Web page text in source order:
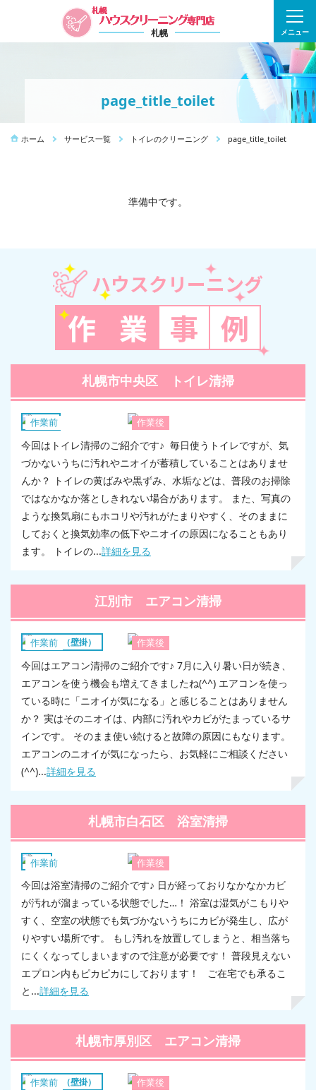
札幌 メニュー
page_title_toilet
ホーム サービス一覧 トイレのクリーニング page_title_toilet
準備中です。
ハウスクリーニング
作 業 事 例
札幌市中央区 トイレ清掃
作業前 作業後
換気扇
今回はトイレ清掃のご紹介です♪ 毎日使うトイレですが、気
づかないうちに汚れやニオイが蓄積していることはありませ
んか？ トイレの黄ばみや黒ずみ、水垢などは、普段のお掃除
ではなかなか落としきれない場合があります。 また、写真の
ような換気扇にもホコリや汚れがたまりやすく、そのままに
しておくと換気効率の低下やニオイの原因になることもあり
ます。 トイレの...詳細を見る
江別市 エアコン清掃
作業前 作業後
エアコン（壁掛）
今回はエアコン清掃のご紹介です♪ 7月に入り暑い日が続き、
エアコンを使う機会も増えてきましたね(^^) エアコンを使っ
ている時に「ニオイが気になる」と感じることはありません
か？ 実はそのニオイは、内部に汚れやカビがたまっているサ
インです。 そのまま使い続けると故障の原因にもなります。
エアコンのニオイが気になったら、お気軽にご相談ください
(^^)...詳細を見る
札幌市白石区 浴室清掃
作業前 作業後
浴室
今回は浴室清掃のご紹介です♪ 日が経っておりなかなかカビ
が汚れが溜まっている状態でした…！ 浴室は湿気がこもりや
すく、空室の状態でも気づかないうちにカビが発生し、広が
りやすい場所です。 もし汚れを放置してしまうと、相当落ち
にくくなってしまいますので注意が必要です！ 普段見えない
エプロン内もピカピカにしております！ ご在宅でも承るこ
と...詳細を見る
札幌市厚別区 エアコン清掃
作業前 作業後
エアコン（壁掛）